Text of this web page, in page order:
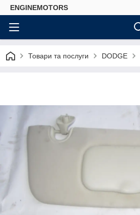
ENGINEMOTORS
Товари та послуги DODGE